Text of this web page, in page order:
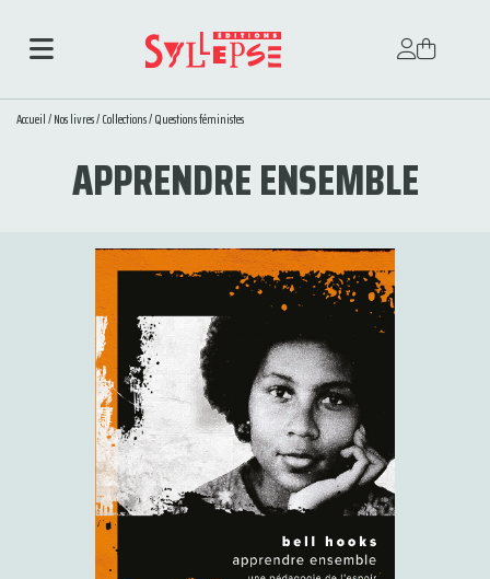
Accueil/Nos livres/Collections/Questions féministes
APPRENDRE ENSEMBLE